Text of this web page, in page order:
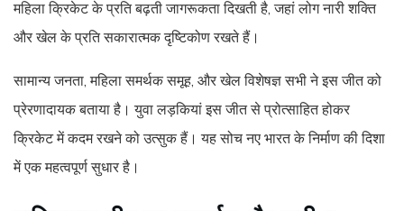
महिला क्रिकेट के प्रति बढ़ती जागरूकता दिखती है, जहां लोग नारी शक्ति
और खेल के प्रति सकारात्मक दृष्टिकोण रखते हैं।
सामान्य जनता, महिला समर्थक समूह, और खेल विशेषज्ञ सभी ने इस जीत को
प्रेरणादायक बताया है। युवा लड़कियां इस जीत से प्रोत्साहित होकर
क्रिकेट में कदम रखने को उत्सुक हैं। यह सोच नए भारत के निर्माण की दिशा
में एक महत्वपूर्ण सुधार है।